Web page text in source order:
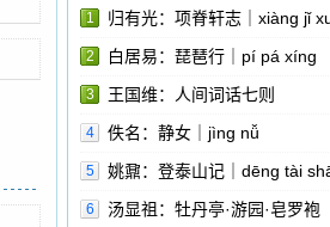
1 归有光：项脊轩志｜xiàng jǐ
2 白居易：琵琶行｜pí pá xíng
3 王国维：人间词话七则
4 佚名：静女｜jìng nǚ
5 姚鼐：登泰山记｜dēng tài
6 汤显祖：牡丹亭·游园·皂罗袍